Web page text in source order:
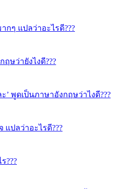
ากๆ แปลว่าอะไรดี???
ฤษว่ายังไงดี???
ะ’ พูดเป็นภาษาอังกฤษว่าไงดี???
แปลว่าอะไรดี???
???